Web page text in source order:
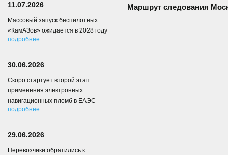
Маршрут следования
11.07.2026
Массовый запуск беспилотных
«КамАЗов» ожидается в 2028 году
подробнее
30.06.2026
Скоро стартует второй этап
применения электронных
навигационных пломб в ЕАЭС
подробнее
29.06.2026
Перевозчики обратились к